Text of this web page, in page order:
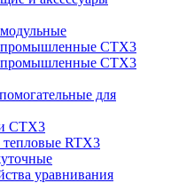
промышленные CTX3
промышленные CTX3
для
CTX3
RTX3
уравнивания